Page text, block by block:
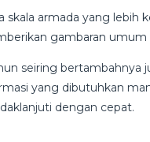
skala armada yang lebih
gambaran umum
seiring bertambahnya
yang dibutuhkan
dengan cepat.